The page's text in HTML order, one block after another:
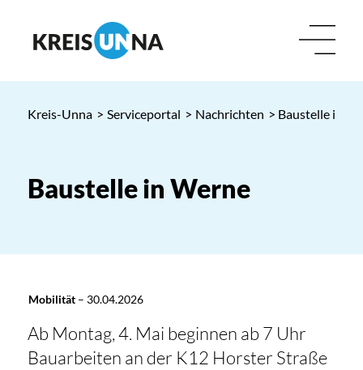
Kreis-Unna > Serviceportal > Nachrichten > Baustelle in
Baustelle in Werne
Mobilität– 30.04.2026
Ab Montag, 4. Mai beginnen ab 7 Uhr
Bauarbeiten an der K12 Horster Straße